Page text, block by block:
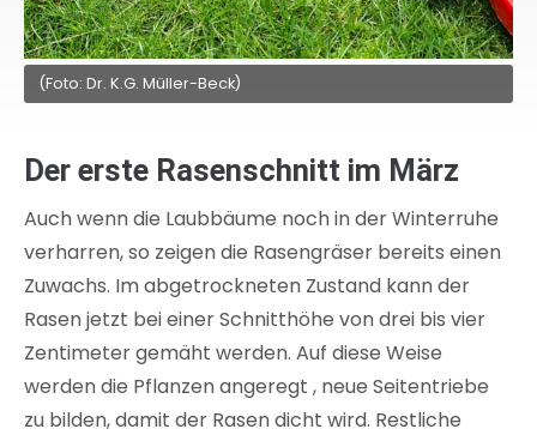
(Foto: Dr. K.G. Müller-Beck)
Der erste Rasenschnitt im März
Auch wenn die Laubbäume noch in der Winterruhe
verharren, so zeigen die Rasengräser bereits einen
Zuwachs. Im abgetrockneten Zustand kann der
Rasen jetzt bei einer Schnitthöhe von drei bis vier
Zentimeter gemäht werden. Auf diese Weise
werden die Pflanzen angeregt , neue Seitentriebe
zu bilden, damit der Rasen dicht wird. Restliche